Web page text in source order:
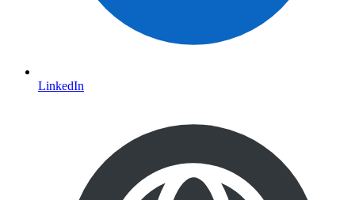
LinkedIn